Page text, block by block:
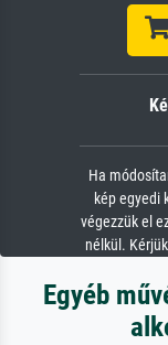
Ha
kép egyedi
végezzük el
nélkül.
Egyéb